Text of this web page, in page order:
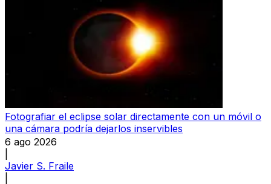
Fotografiar el eclipse solar directamente con un móvil o
una cámara podría dejarlos inservibles
6 ago 2026
Javier S. Fraile